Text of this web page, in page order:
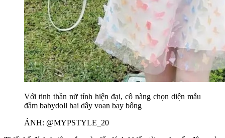
Với tinh thần nữ tính hiện đại, cô nàng chọn diện mẫu
đầm babydoll hai dây voan bay bổng
ẢNH: @MYPSTYLE_20